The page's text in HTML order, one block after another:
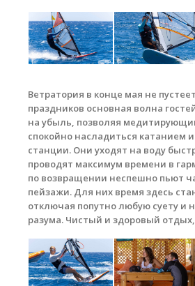
Ветратория в конце мая не
праздников основная волна
на убыль, позволяя
спокойно насладиться катанием
станции. Они уходят на воду
проводят максимум времени в
по возвращении неспешно пьют
пейзажи. Для них время здесь
отключая попутно любую суету и
разума. Чистый и здоровый